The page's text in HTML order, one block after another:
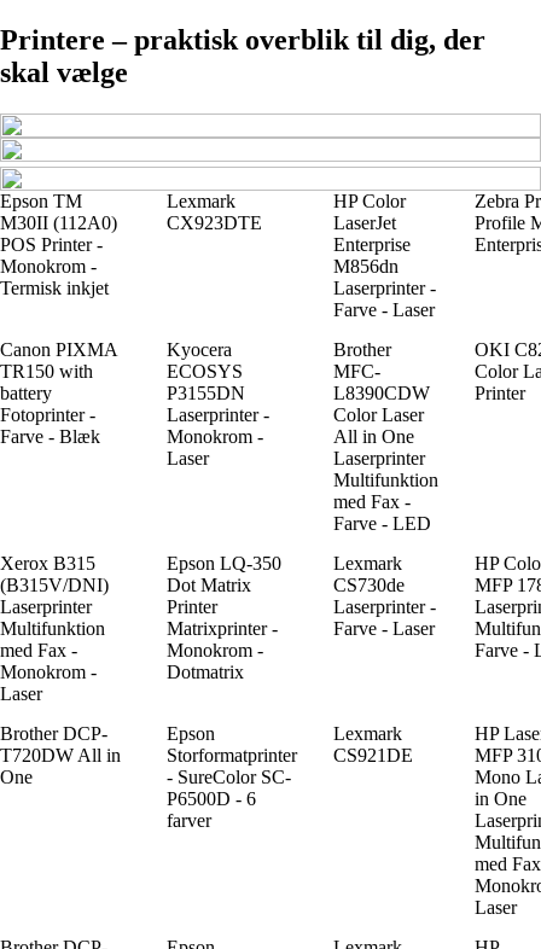
Printere – praktisk overblik til dig, der
skal vælge
Epson TM
M30II (112A0)
POS Printer -
Monokrom -
Termisk inkjet
Lexmark
CX923DTE
HP Color
LaserJet
Enterprise
M856dn
Laserprinter -
Farve - Laser
Zebra
Profile
Canon PIXMA
TR150 with
battery
Fotoprinter -
Farve - Blæk
Kyocera
ECOSYS
P3155DN
Laserprinter -
Monokrom -
Laser
Brother
MFC-
L8390CDW
Color Laser
All in One
Laserprinter
Multifunktion
med Fax -
Farve - LED
OKI
Color
Printer
Xerox B315
(B315V/DNI)
Laserprinter
Multifunktion
med Fax -
Monokrom -
Laser
Epson LQ-350
Dot Matrix
Printer
Matrixprinter -
Monokrom -
Dotmatrix
Lexmark
CS730de
Laserprinter -
Farve - Laser
HP
MFP
Farve -
Brother DCP-
T720DW All in
One
Epson
Storformatprinter
- SureColor SC-
P6500D - 6
farver
Lexmark
CS921DE
HP
MFP
Mono
in One
med
Laser